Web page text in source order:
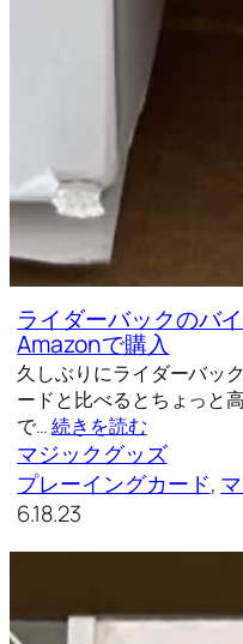
ライダーバックのバ
Amazonで購入
久しぶりにライダーバッ
ードと比べるとちょっと
で…続きを読む
マジックグッズ
プレーイングカード,
6.18.23